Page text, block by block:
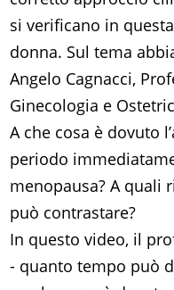
si verificano in
donna. Sul tema
Angelo Cagnacci,
Ginecologia e
A che cosa è dovuto
periodo
menopausa? A quali
può contrastare?
In questo video, il
- quanto tempo può